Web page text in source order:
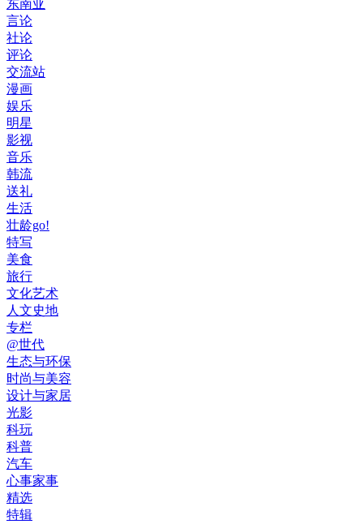
东南亚
言论
社论
评论
交流站
漫画
娱乐
明星
影视
音乐
韩流
送礼
生活
壮龄go!
特写
美食
旅行
文化艺术
人文史地
专栏
@世代
生态与环保
时尚与美容
设计与家居
光影
科玩
科普
汽车
心事家事
精选
特辑